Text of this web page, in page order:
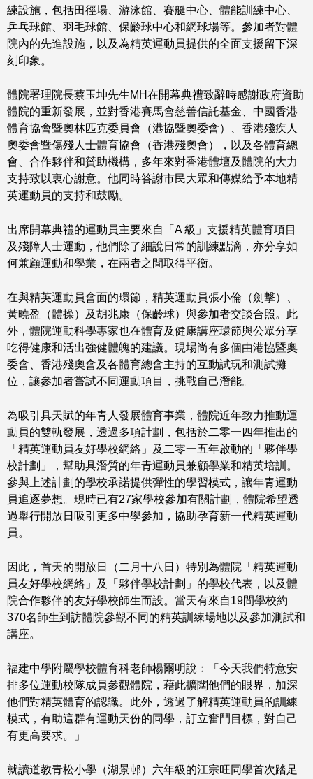
練設施，包括田徑場、游泳館、賽艇中心、體能訓練中心、
乒乓球館、羽毛球館、保齡球中心和網球場等。參加者對體
院內的先進設施，以及為精英運動員提供的全面支援留下深
刻印象。
體院署理院長蔡玉坤先生MH在開幕典禮致辭時感謝政府資助
體院的重新發展，並對香港賽馬會慈善信託基金、中國香港
體育協會暨奧林匹克委員會（港協暨奧委會）、香港殘疾人
奧委會暨傷殘人士體育協會（香港殘奧會），以及各體育總
會、合作夥伴和贊助機構，多年來對香港體壇及體院的大力
支持致以衷心謝意。他同時答謝市民大眾和傳媒給予本地精
英運動員的支持和鼓勵。
出席開幕典禮的運動員主要來自「A 級」支援精英體育項目
及殘障人士運動，他們除了細說日常的訓練點滴，亦分享如
何兼顧運動和學業，在兩者之間取得平衡。
在與精英運動員會面的環節，精英運動員張小倫（劍撃）、
黃曉盈（體操）及胡兆康（保齡球）與參加者交談合照。此
外，體院運動科學專家也在體育及健康講座環節與公眾分享
吃得健康和活出強健體魄的建議。現場尚有多個由港協暨奧
委會、香港殘奧會及各體育總會主持的互動試玩和測試攤
位，讓參加者嘗試不同運動項目，挑戰自己潛能。
為吸引具天賦的年青人發展體育事業，體院近年致力推動運
動員的雙軌發展，透過多項計劃，包括於二零一四年推出的
「精英運動員友好學校網絡」及二零一五年啟動的「夥伴學
校計劃」，幫助具潛質的年青運動員兼顧學業和精英培訓。
參與上述計劃的學校承諾提供彈性的學習模式，讓年青運動
員追逐夢想。現時已有27家學校參加有關計劃，體院希望透
過舉行開放日吸引更多中學參加，協助孕育新一代精英運動
員。
因此，首天的開放日（二月十八日）特別為體院「精英運動
員友好學校網絡」及「夥伴學校計劃」的學校代表，以及體
院合作夥伴的友好學校師生而設。當天有來自19間學校約
370名師生到訪體院參觀不同的精英訓練場地以及參加測試和
講座。
福建中學附屬學校體育科老師楊爾明說﹕「今天我們特意安
排多位運動校隊成員參觀體院，藉此擴闊他們的眼界，加深
他們對精英體育的認識。此外，透過了解精英運動員的訓練
模式，有助這群有運動天份的同學，訂立奮鬥目標，對自己
有更高要求。」
就讀道教青松小學（湖景邨）六年級的江宗旺同學首次踏足